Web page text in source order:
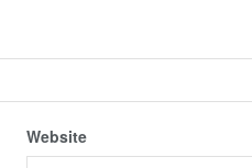
Website